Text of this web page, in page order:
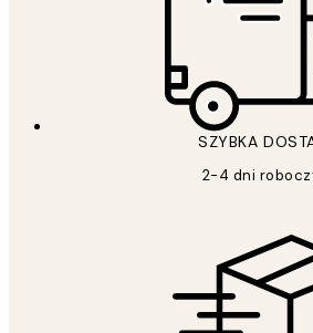
SZYBKA
2-4 dni